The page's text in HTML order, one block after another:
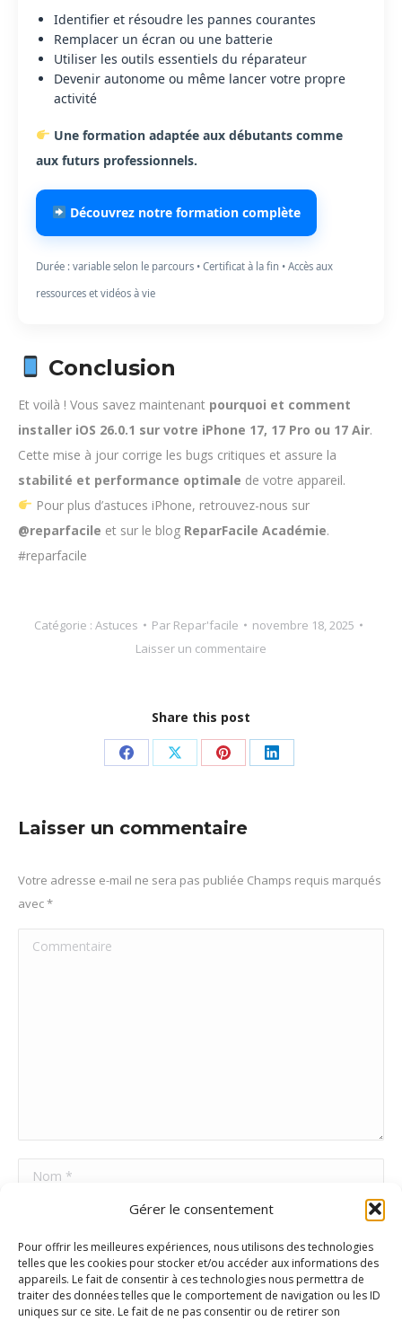
Gérer le consentement
Pour offrir les meilleures expériences, nous utilisons des technologies
telles que les cookies pour stocker et/ou accéder aux informations des
appareils. Le fait de consentir à ces technologies nous permettra de
traiter des données telles que le comportement de navigation ou les ID
uniques sur ce site. Le fait de ne pas consentir ou de retirer son
Identifier et résoudre les pannes courantes
Remplacer un écran ou une batterie
Utiliser les outils essentiels du réparateur
Devenir autonome ou même lancer votre propre
activité
Une formation adaptée aux débutants comme
aux futurs professionnels.
Découvrez notre formation complète
Durée : variable selon le parcours • Certificat à la fin • Accès aux
ressources et vidéos à vie
Conclusion
Et voilà ! Vous savez maintenant pourquoi et comment
installer iOS 26.0.1 sur votre iPhone 17, 17 Pro ou 17 Air.
Cette mise à jour corrige les bugs critiques et assure la
stabilité et performance optimale de votre appareil.
Pour plus d’astuces iPhone, retrouvez-nous sur
@reparfacile et sur le blog ReparFacile Académie.
#reparfacile
Catégorie : Astuces Par Repar'facile
novembre 18, 2025
Laisser un commentaire
Share this post
PartagerPartagerPartager
Pinterest
Partager
Laisser un commentaire
Votre adresse e-mail ne sera pas publiée Champs requis marqués
avec*
Commentaire
Nom *
Site Web